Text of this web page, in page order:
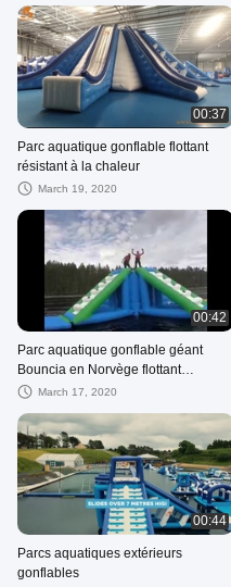
00:37
Parc aquatique gonflable flottant
résistant à la chaleur
March 19, 2020
00:42
Parc aquatique gonflable géant
Bouncia en Norvège flottant
résistant à la chaleur
March 17, 2020
00:44
Parcs aquatiques extérieurs
gonflables